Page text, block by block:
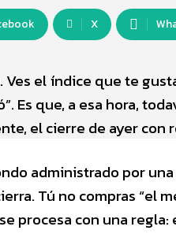
X
Ves el índice que te
Es que, a esa hora,
el cierre de ayer con
administrado por
Tú no compras “el
procesa con una